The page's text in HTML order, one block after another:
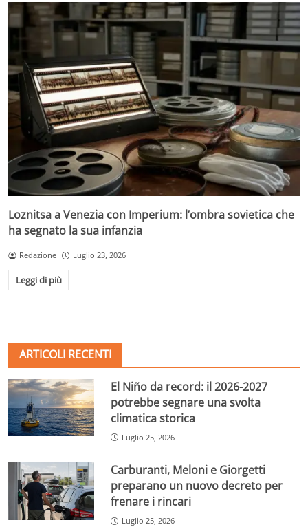
Loznitsa a Venezia con Imperium: l’ombra sovietica che
ha segnato la sua infanzia
Redazione Luglio 23, 2026
Leggi di più
ARTICOLI RECENTI
El Niño da record: il 2026-2027
potrebbe segnare una svolta
climatica storica
Luglio 25, 2026
Carburanti, Meloni e Giorgetti
preparano un nuovo decreto per
frenare i rincari
Luglio 25, 2026